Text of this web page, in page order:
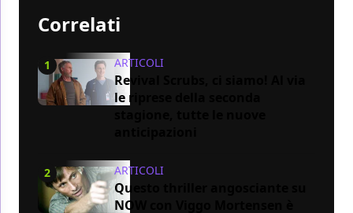
Correlati
1 ARTICOLI
Revival Scrubs, ci siamo! Al via
le riprese della seconda
2 ARTICOLI
Questo thriller angosciante su
NOW con Viggo Mortensen è